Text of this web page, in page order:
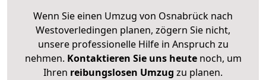
Wenn Sie einen Umzug von Osnabrück nach
Westoverledingen planen, zögern Sie nicht,
unsere professionelle Hilfe in Anspruch zu
nehmen. Kontaktieren Sie uns heutenoch, um
Ihren reibungslosen Umzug zu planen.